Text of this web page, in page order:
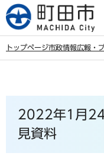
こ
の
トップページ市政情報広報・
2022年1月
見資料